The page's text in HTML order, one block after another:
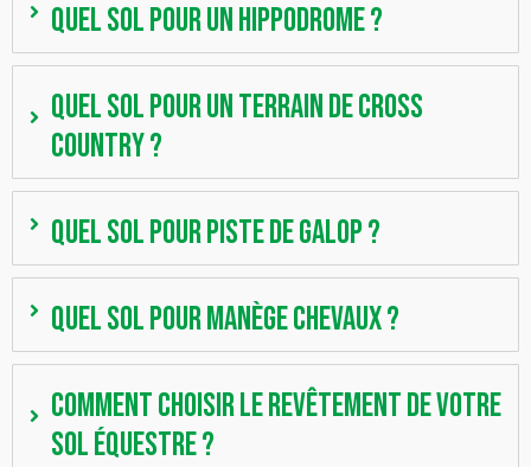
Quel sol pour un hippodrome ?
Quel sol pour un terrain de cross
country ?
Quel sol pour piste de galop ?
Quel sol pour manège chevaux ?
Comment choisir le revêtement de votre
sol équestre ?